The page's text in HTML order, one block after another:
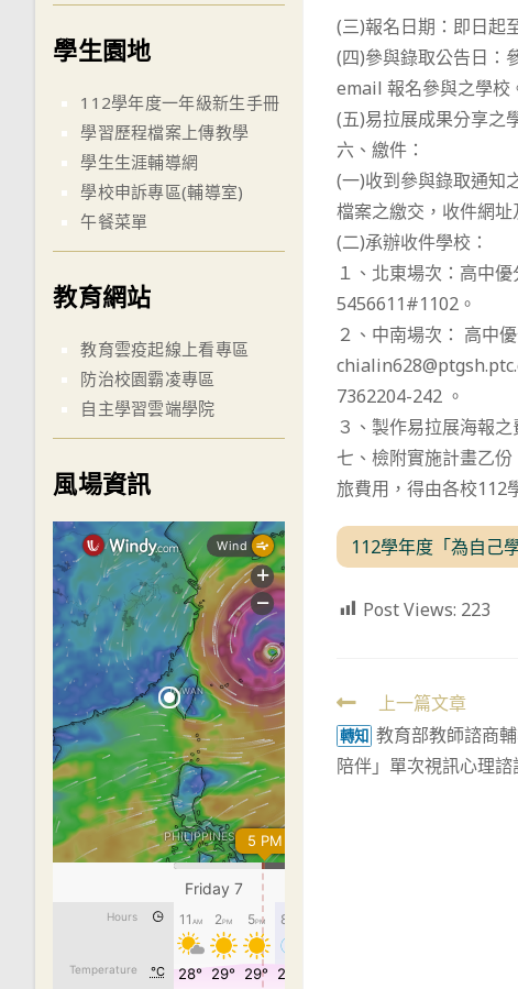
(三)報名日期：即日起
(四)參與錄取公告日：
email 報名參與之學校
(五)易拉展成果分享之
六、繳件：
(一)收到參與錄取通知
檔案之繳交，收件網
(二)承辦收件學校：
１、北東場次：高中
5456611#1102。
２、中南場次： 高中
7362204-242 。
３、製作易拉展海報
七、檢附實施計畫乙
旅費用，得由各校112
112學年度「為自己
Post Views: 223
Read
more
articles
上一篇文章
轉知 教育部教師諮商
陪伴」單次視訊心理
學生園地
112學年度一年級新生手冊
學習歷程檔案上傳教學
學生生涯輔導網
學校申訴專區(輔導室)
午餐菜單
教育網站
教育雲疫起線上看專區
防治校園霸凌專區
自主學習雲端學院
風場資訊